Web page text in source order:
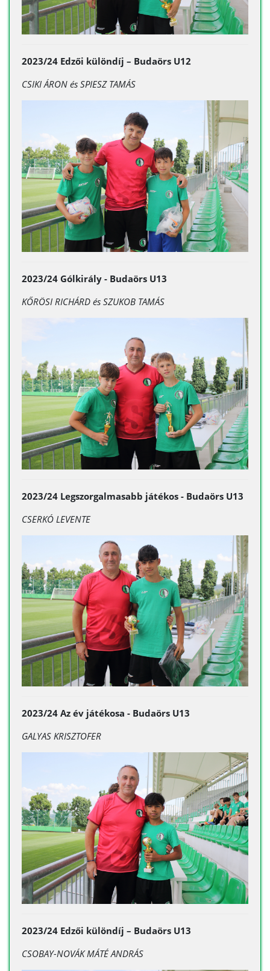
2023/24 Edzői különdíj – Budaörs U12
CSIKI ÁRON és SPIESZ TAMÁS
2023/24 Gólkirály - Budaörs U13
KŐRÖSI RICHÁRD és SZUKOB TAMÁS
2023/24 Legszorgalmasabb játékos - Budaörs U13
CSERKÓ LEVENTE
2023/24 Az év játékosa - Budaörs U13
GALYAS KRISZTOFER
2023/24 Edzői különdíj – Budaörs U13
CSOBAY-NOVÁK MÁTÉ ANDRÁS